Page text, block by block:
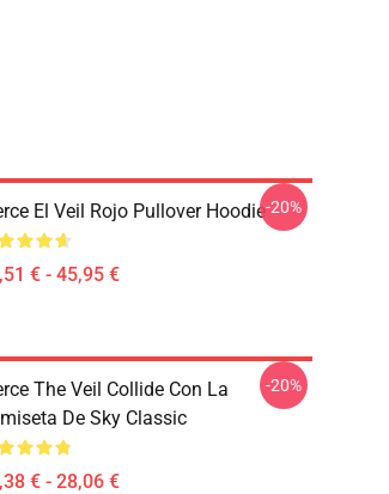
El Veil Rojo Pullover Hoodie
€ - 45,95 €
-20%
The Veil Collide Con La
De Sky Classic
€ - 28,06 €
-20%